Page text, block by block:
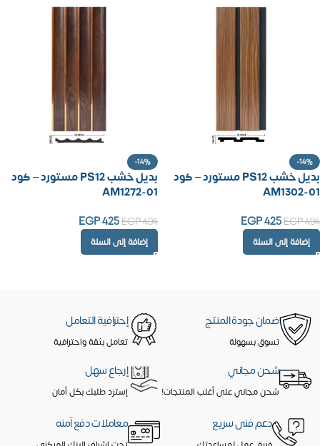
-14%
بديل خشب PS12 مستورد – كود
AM1302-01
EGP494
EGP425
إضافة إلى السلة
-14%
بديل خشب PS12 مستورد – كود
AM1272-01
EGP494
EGP425
إضافة إلى السلة
ضمان جودة المنتج
تسوق بسهولة
إحترافية التعامل
تعامل بثقة واحترافية
شحن مجاني
شحن مجاني على أغلب المنتجات!
إرجاع سهل
إسترد طلبك بكل أمان
دعم فنى سريع معاملات دفع آمنه